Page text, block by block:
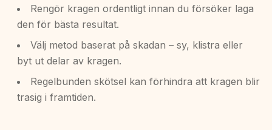
Rengör kragen ordentligt innan du försöker laga
den för bästa resultat.
Välj metod baserat på skadan – sy, klistra eller
byt ut delar av kragen.
Regelbunden skötsel kan förhindra att kragen blir
trasig i framtiden.